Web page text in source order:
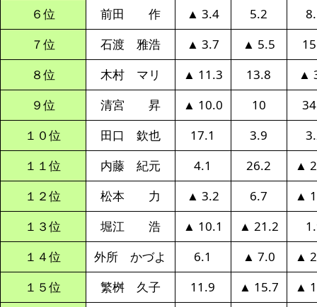
６位
前田 作 ▲ 3.4 5.2
７位
石渡 雅浩 ▲ 3.7 ▲ 5.5
８位
木村 マリ ▲ 11.3 13.8
▲
９位
清宮 昇 ▲ 10.0 10
１０位
田口 欽也 17.1 3.9
１１位
内藤 紀元 4.1 26.2
▲
１２位
松本 力 ▲ 3.2 6.7
▲
１３位
堀江 浩 ▲ 10.1 ▲ 21.2
１４位
外所 かづよ 6.1 ▲ 7.0
▲
１５位
繁桝 久子 11.9 ▲ 15.7
▲